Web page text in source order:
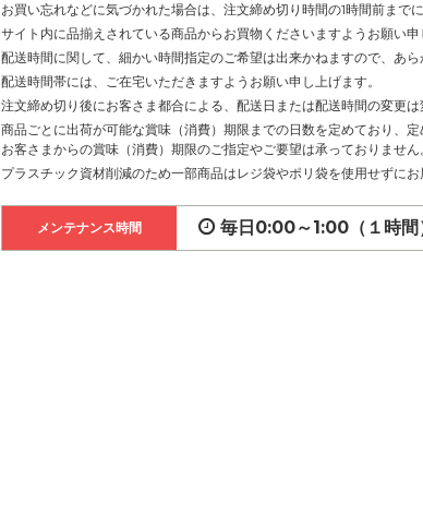
お買い忘れなどに気づかれた場合は、注文締め切り時間の1時間前ま
サイト内に品揃えされている商品からお買物くださいますようお願い申
配送時間に関して、細かい時間指定のご希望は出来かねますので、あら
配送時間帯には、ご在宅いただきますようお願い申し上げます。
注文締め切り後にお客さま都合による、配送日または配送時間の変更は
商品ごとに出荷が可能な賞味（消費）期限までの日数を定めており、
お客さまからの賞味（消費）期限のご指定やご要望は承っておりません
プラスチック資材削減のため一部商品はレジ袋やポリ袋を使用せずに
メンテナンス時間 毎日0:00～1:00（１時間